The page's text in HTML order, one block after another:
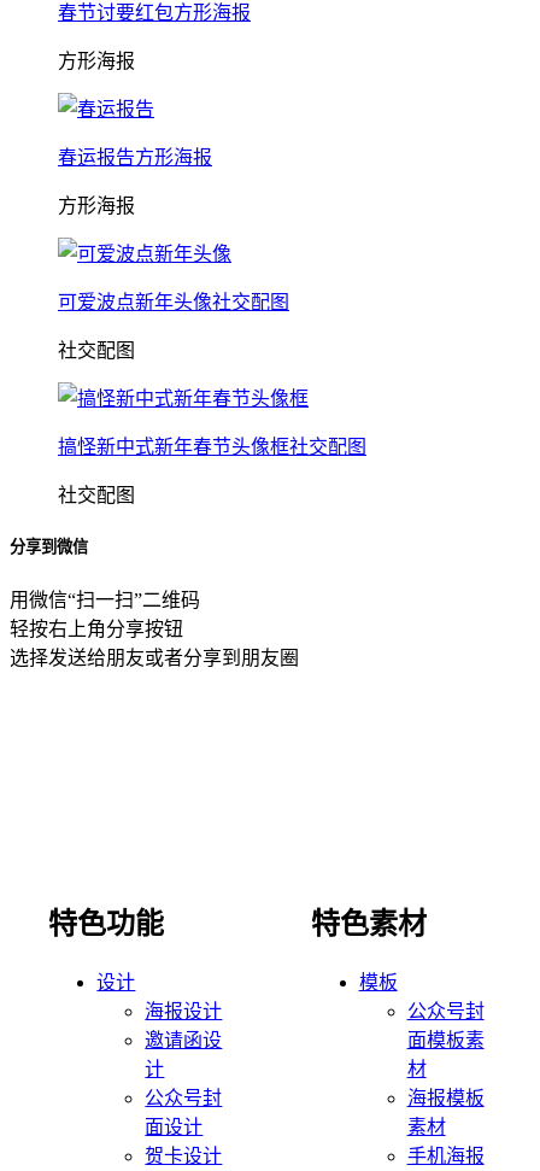
春节讨要红包方形海报
方形海报
春运报告方形海报
方形海报
可爱波点新年头像社交配图
社交配图
搞怪新中式新年春节头像框社交配图
社交配图
分享到微信
用微信“扫一扫”二维码
轻按右上角分享按钮
选择发送给朋友或者分享到朋友圈
特色功能
设计
海报设计
邀请函设
计
公众号封
面设计
贺卡设计
特色素材
模板
公众号封
面模板素
材
海报模板
素材
手机海报